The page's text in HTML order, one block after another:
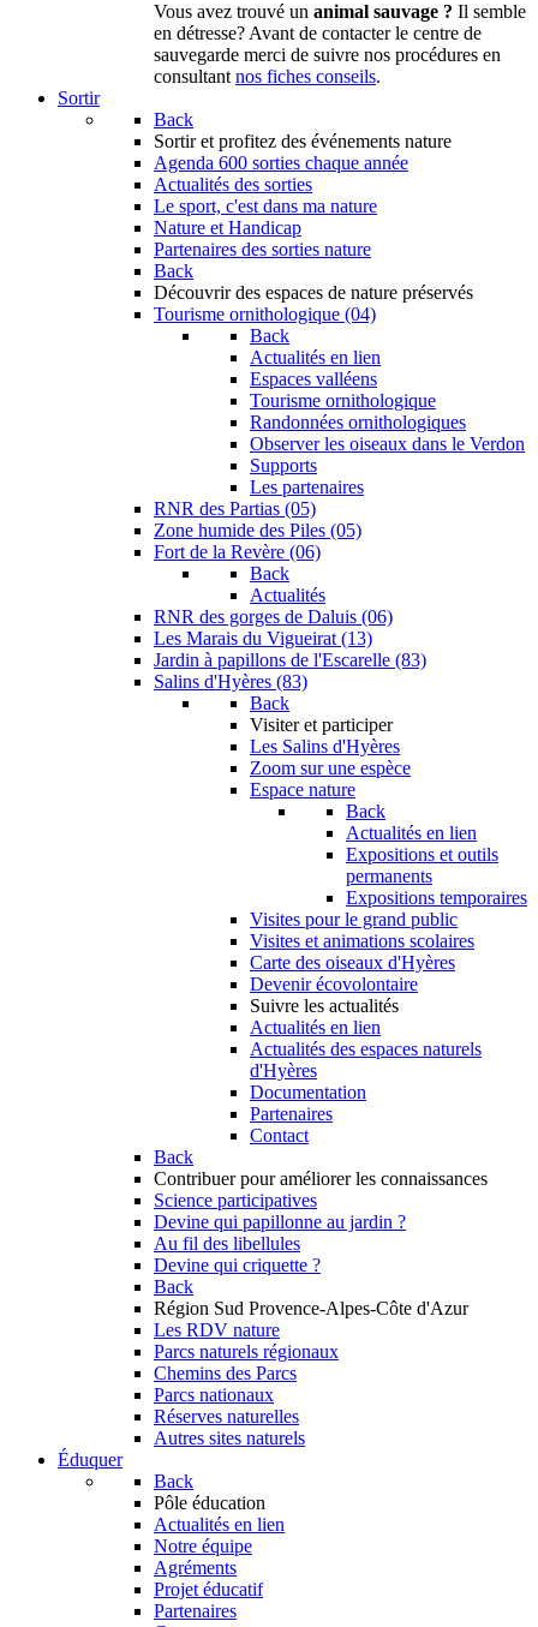
Vous avez trouvé un animal sauvage ? Il semble
en détresse? Avant de contacter le centre de
sauvegarde merci de suivre nos procédures en
consultant nos fiches conseils.
Sortir
Back
Sortir et profitez des événements nature
Agenda 600 sorties chaque année
Actualités des sorties
Le sport, c'est dans ma nature
Nature et Handicap
Partenaires des sorties nature
Back
Découvrir des espaces de nature préservés
Tourisme ornithologique (04)
Back
Actualités en lien
Espaces valléens
Tourisme ornithologique
Randonnées ornithologiques
Observer les oiseaux dans le Verdon
Supports
Les partenaires
RNR des Partias (05)
Zone humide des Piles (05)
Fort de la Revère (06)
Back
Actualités
RNR des gorges de Daluis (06)
Les Marais du Vigueirat (13)
Jardin à papillons de l'Escarelle (83)
Salins d'Hyères (83)
Back
Visiter et participer
Les Salins d'Hyères
Zoom sur une espèce
Espace nature
Back
Actualités en lien
Expositions et outils
permanents
Expositions temporaires
Visites pour le grand public
Visites et animations scolaires
Carte des oiseaux d'Hyères
Devenir écovolontaire
Suivre les actualités
Actualités en lien
Actualités des espaces naturels
d'Hyères
Documentation
Partenaires
Contact
Back
Contribuer pour améliorer les connaissances
Science participatives
Devine qui papillonne au jardin ?
Au fil des libellules
Devine qui criquette ?
Back
Région Sud Provence-Alpes-Côte d'Azur
Les RDV nature
Parcs naturels régionaux
Chemins des Parcs
Parcs nationaux
Réserves naturelles
Autres sites naturels
Éduquer
Back
Pôle éducation
Actualités en lien
Notre équipe
Agréments
Projet éducatif
Partenaires